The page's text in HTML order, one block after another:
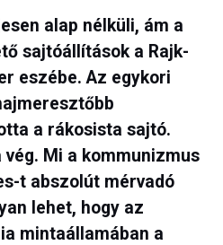
alap nélküli, ám a
sajtóállítások a Rajk-
eszébe. Az egykori
a rákosista sajtó.
Mi a kommunizmus
t abszolút mérvadó
lehet, hogy az
mintaállamában a